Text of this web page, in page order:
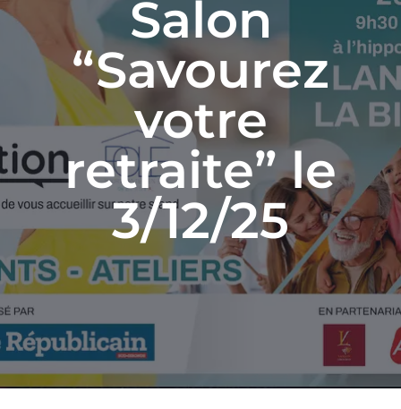
Contact
Salon
“Savourez
votre
retraite” le
3/12/25